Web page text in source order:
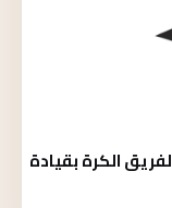
الكرة بقيادة